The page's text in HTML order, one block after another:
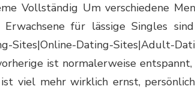
Vollständig Um verschiedene
für lässige Singles
Sites|Online-Dating-
ist normalerweise
viel mehr wirklich ernst,